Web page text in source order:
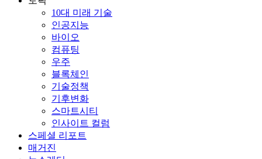
10대 미래 기술
인공지능
바이오
컴퓨팅
우주
블록체인
기술정책
기후변화
스마트시티
인사이트 컬럼
스페셜 리포트
매거진